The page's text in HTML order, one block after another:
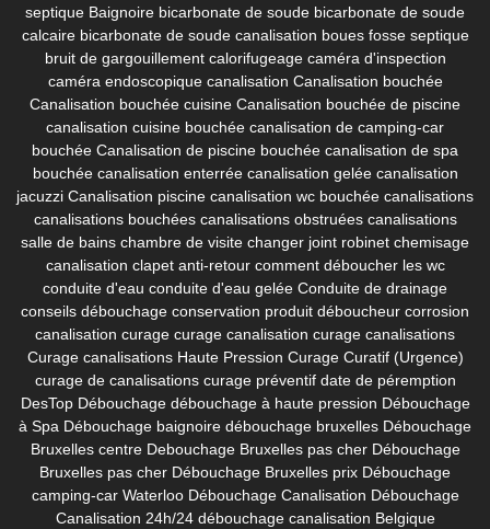
septique Baignoire bicarbonate de soude bicarbonate de soude
calcaire bicarbonate de soude canalisation boues fosse septique
bruit de gargouillement calorifugeage caméra d'inspection
caméra endoscopique canalisation Canalisation bouchée
Canalisation bouchée cuisine Canalisation bouchée de piscine
canalisation cuisine bouchée canalisation de camping-car
bouchée Canalisation de piscine bouchée canalisation de spa
bouchée canalisation enterrée canalisation gelée canalisation
jacuzzi Canalisation piscine canalisation wc bouchée canalisations
canalisations bouchées canalisations obstruées canalisations
salle de bains chambre de visite changer joint robinet chemisage
canalisation clapet anti-retour comment déboucher les wc
conduite d'eau conduite d'eau gelée Conduite de drainage
conseils débouchage conservation produit déboucheur corrosion
canalisation curage curage canalisation curage canalisations
Curage canalisations Haute Pression Curage Curatif (Urgence)
curage de canalisations curage préventif date de péremption
DesTop Débouchage débouchage à haute pression Débouchage
à Spa Débouchage baignoire débouchage bruxelles Débouchage
Bruxelles centre Debouchage Bruxelles pas cher Débouchage
Bruxelles pas cher Débouchage Bruxelles prix Débouchage
camping-car Waterloo Débouchage Canalisation Débouchage
Canalisation 24h/24 débouchage canalisation Belgique